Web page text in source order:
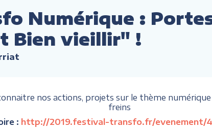
Numérique :
Bien vieillir" !
nos actions, projets sur le thème
freins
: http://2019.festival-transfo.fr/evenement/